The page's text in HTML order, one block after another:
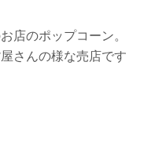
店のポップコーン。
さんの様な売店です